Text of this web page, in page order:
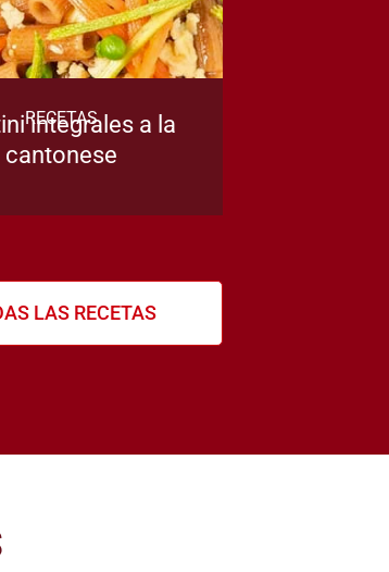
RECETAS
integrales a la
cantonese
LAS RECETAS